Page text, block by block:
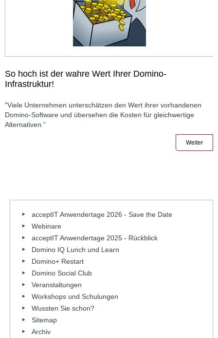
So hoch ist der wahre Wert Ihrer Domino-
Infrastruktur!
"Viele Unternehmen unterschätzen den Wert ihrer vorhandenen
Domino-Software und übersehen die Kosten für gleichwertige
Alternativen.“
Weiter
acceptIT Anwendertage 2026 - Save the Date
Webinare
acceptIT Anwendertage 2025 - Rückblick
Domino IQ Lunch und Learn
Domino+ Restart
Domino Social Club
Veranstaltungen
Workshops und Schulungen
Wussten Sie schon?
Sitemap
Archiv